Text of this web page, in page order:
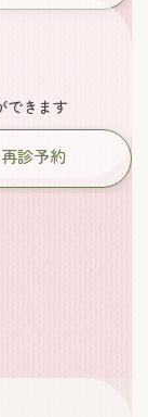
できます
診予約